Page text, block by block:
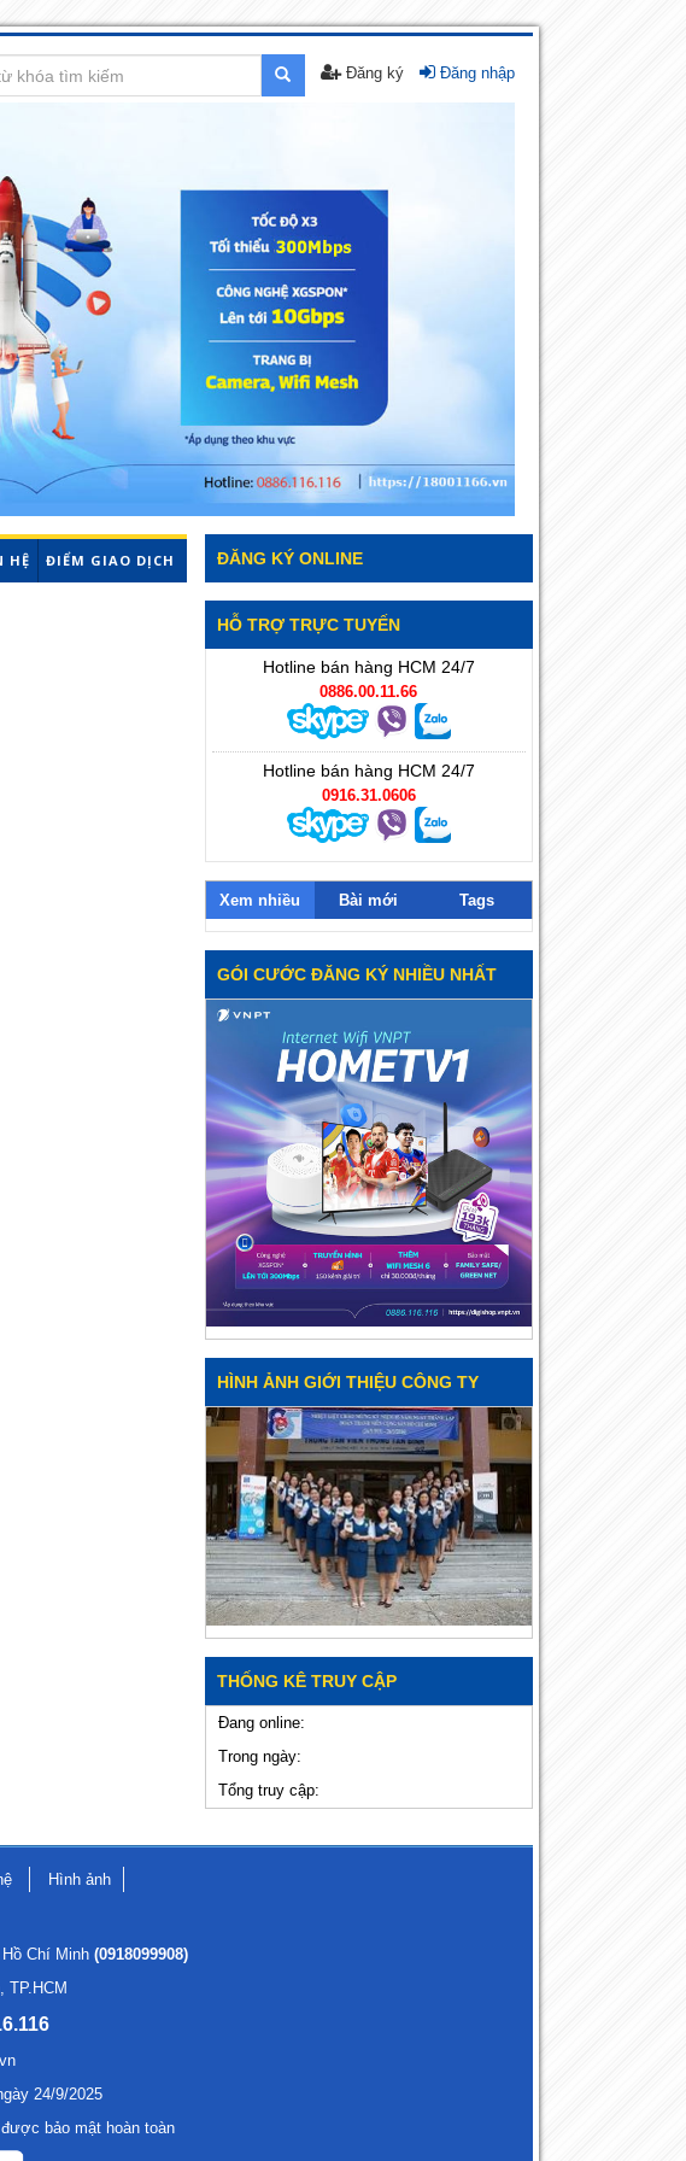
Đăng ký Đăng nhập
HỆ ĐIỂM GIAO DỊCH ĐĂNG KÝ ONLINE
HỖ TRỢ TRỰC TUYẾN
Hotline bán hàng HCM 24/7
0886.00.11.66
Hotline bán hàng HCM 24/7
0916.31.0606
Xem nhiều Bài mới Tags
GÓI CƯỚC ĐĂNG KÝ NHIỀU NHẤT
HÌNH ẢNH GIỚI THIỆU CÔNG TY
THỐNG KÊ TRUY CẬP
Đang online:
Trong ngày:
Tổng truy cập:
Hình ảnh
Chí Minh(0918099908)
TP.HCM
24/9/2025
bảo mật hoàn toàn